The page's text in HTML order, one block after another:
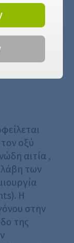
από
και
του πόνου
οξύ
αιτία ,
των
Η
στην
της